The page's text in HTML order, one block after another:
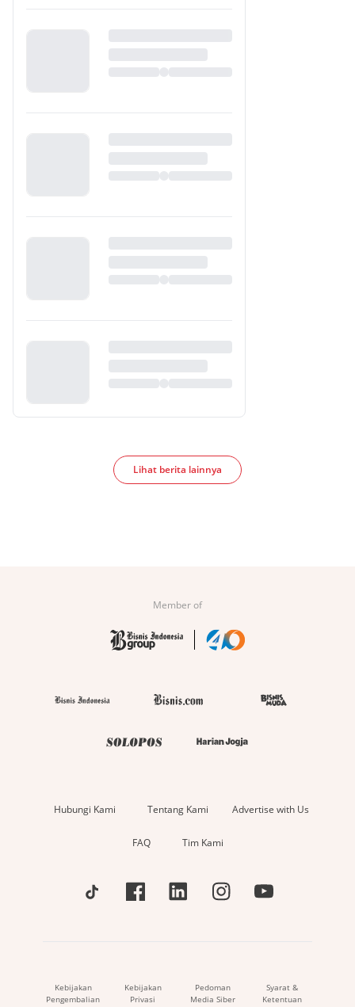
Lihat berita lainnya
Member of
Hubungi Kami Tentang Kami Advertise with Us
FAQ Tim Kami
Kebijakan
Pengembalian
Kebijakan
Privasi
Pedoman
Media Siber
Syarat &
Ketentuan